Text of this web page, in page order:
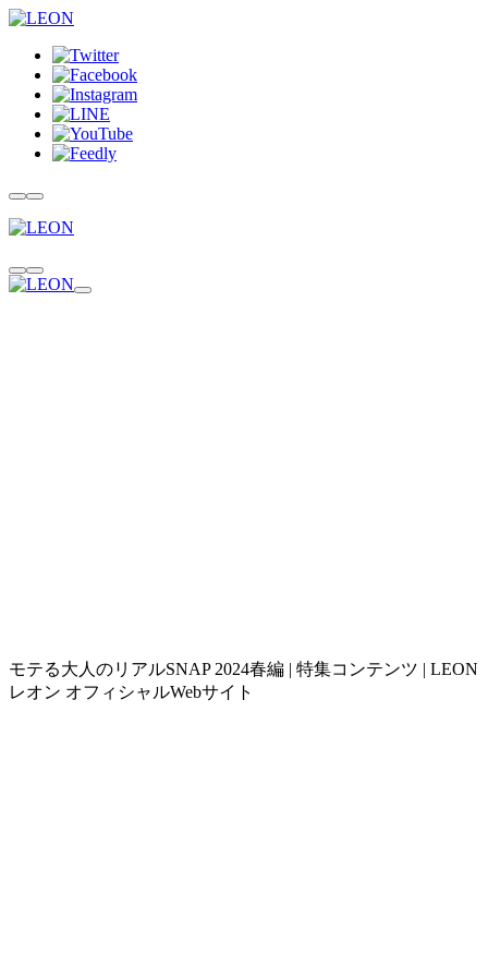
モテる大人のリアルSNAP 2024春編 | 特集コンテンツ | LEON
レオン オフィシャルWebサイト